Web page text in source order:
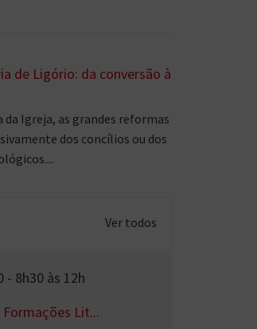
de Ligório: da conversão à
Igreja, as grandes reformas
dos concílios ou dos
Ver todos
- 8h30 às 12h
Lit...